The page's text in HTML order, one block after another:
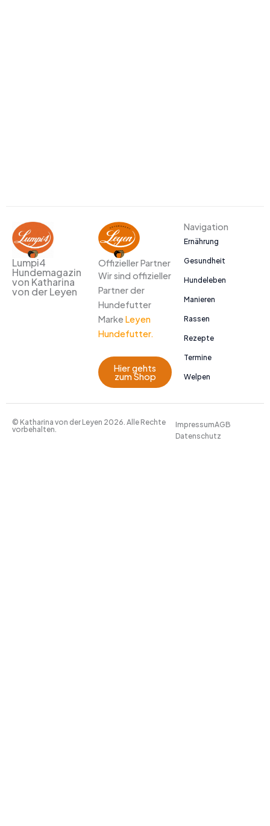
Lumpi4
Hundemagazin
von Katharina
von der Leyen
Offizieller Partner
Wir sind offizieller
Partner der
Hundefutter
Marke Leyen
Hundefutter.
Hier gehts
zum Shop
Navigation
Ernährung
Gesundheit
Hundeleben
Manieren
Rassen
Rezepte
Termine
Welpen
© Katharina von der Leyen 2026. Alle Rechte
vorbehalten.
ImpressumAGB
Datenschutz